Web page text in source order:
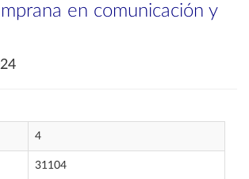
en comunicación y
4
31104